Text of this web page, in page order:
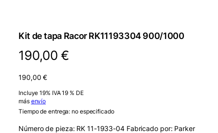
Kit de tapa Racor RK11193304 900/1000
190,00€
190,00€
Incluye 19% IVA 19 % DE
más envío
Tiempo de entrega: no especificado
Número de pieza: RK 11-1933-04 Fabricado por: Parker